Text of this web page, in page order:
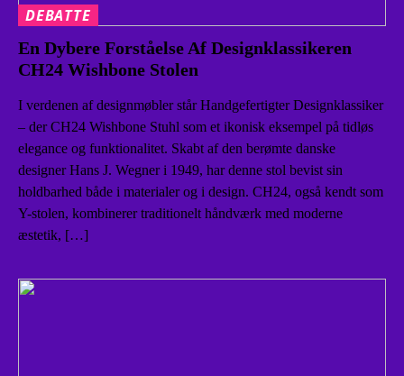
DEBATTE
En Dybere Forståelse Af Designklassikeren
CH24 Wishbone Stolen
I verdenen af designmøbler står Handgefertigter Designklassiker
– der CH24 Wishbone Stuhl som et ikonisk eksempel på tidløs
elegance og funktionalitet. Skabt af den berømte danske
designer Hans J. Wegner i 1949, har denne stol bevist sin
holdbarhed både i materialer og i design. CH24, også kendt som
Y-stolen, kombinerer traditionelt håndværk med moderne
æstetik, […]